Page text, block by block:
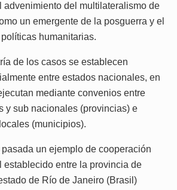
advenimiento del multilateralismo de
un emergente de la posguerra y el
humanitarias.
de los casos se establecen
entre estados nacionales, en
mediante convenios entre
y sub nacionales (provincias) e
(municipios).
un ejemplo de cooperación
establecido entre la provincia de
de Río de Janeiro (Brasil)